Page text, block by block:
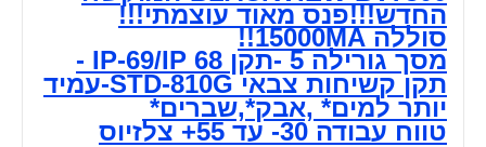
החדש!!!פנס מאוד עוצמתי!!!
סוללה 15000MA!!
מסך גורילה 5 -תקן IP-69/IP 68 -
תקן קשיחות צבאי STD-810G-עמיד
יותר למים* ,אבק*,שברים*
טווח עבודה 30- עד 55+ צלזיוס